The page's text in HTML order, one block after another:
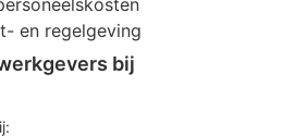
en regelgeving
bij